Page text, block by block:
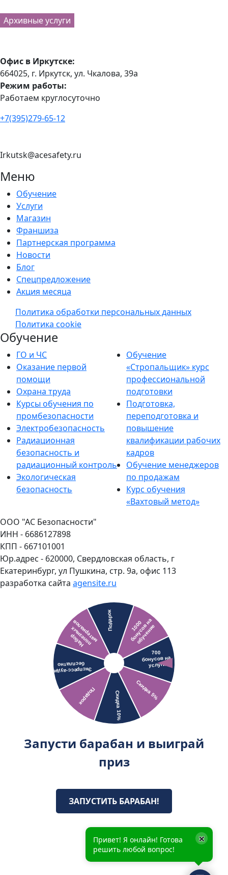
Архивные услуги
Офис в Иркутске:
664025, г. Иркутск, ул. Чкалова, 39а
Режим работы:
Работаем круглосуточно
+7(395)279-65-12
Irkutsk@acesafety.ru
Меню
Обучение
Услуги
Магазин
Франшиза
Партнерская программа
Новости
Блог
Спецпредложение
Акция месяца
Политика обработки персональных данных
Политика cookie
Обучение
ГО и ЧС
Оказание первой
помощи
Охрана труда
Курсы обучения по
промбезопасности
Электробезопасность
Радиационная
безопасность и
радиационный контроль
Экологическая
безопасность
Обучение
«Стропальщик» курс
профессиональной
подготовки
Подготовка,
переподготовка и
повышение
квалификации рабочих
кадров
Обучение менеджеров
по продажам
Курс обучения
«Вахтовый метод»
ООО "АС Безопасности"
ИНН - 6686127898
КПП - 667101001
Юр.адрес - 620000, Свердловская область, г
Екатеринбург, ул Пушкина, стр. 9а, офис 113
разработка сайта agensite.ru
Запусти барабан и выиграй
приз
ЗАПУСТИТЬ БАРАБАН!
Привет! Я онлайн! Готова
решить любой вопрос!
×